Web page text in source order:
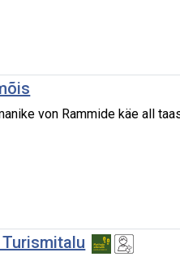
von Rammide käe all